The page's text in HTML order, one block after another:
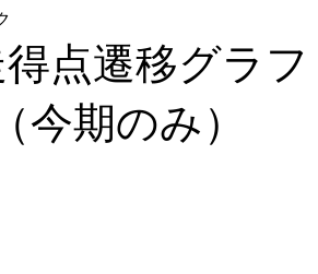
得点遷移グラ
今期のみ）